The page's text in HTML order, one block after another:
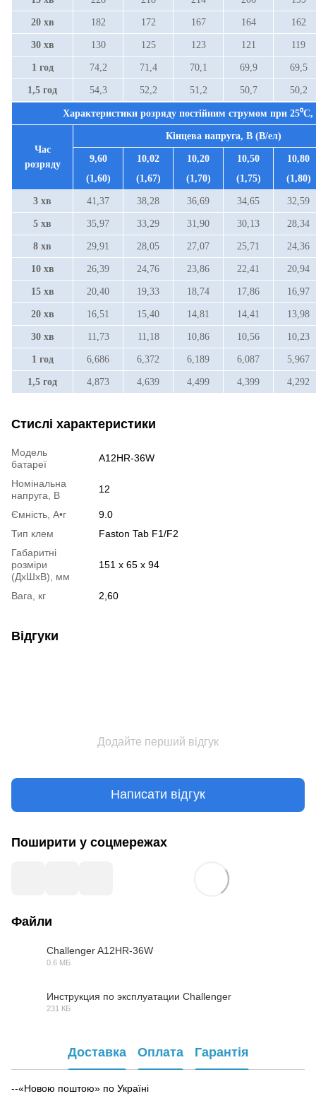
20 хв 182 172 167 164 162
30 хв 130 125 123 121 119
1 год 74,2 71,4 70,1 69,9 69,5
1,5 год 54,3 52,2 51,2 50,7 50,2
Характеристики розряду постійним струмом при 25⁰С,
Час
розряду
Кінцева напруга, В (В/ел)
9,60
(1,60)
10,02
(1,67)
10,20
(1,70)
10,50
(1,75)
10,80
(1,80)
3 хв 41,37 38,28 36,69 34,65 32,59
5 хв 35,97 33,29 31,90 30,13 28,34
8 хв 29,91 28,05 27,07 25,71 24,36
10 хв 26,39 24,76 23,86 22,41 20,94
15 хв 20,40 19,33 18,74 17,86 16,97
20 хв 16,51 15,40 14,81 14,41 13,98
30 хв 11,73 11,18 10,86 10,56 10,23
1 год 6,686 6,372 6,189 6,087 5,967
1,5 год 4,873 4,639 4,499 4,399 4,292
Стислі характеристики
Модель
батареї
A12HR-36W
Номінальна
напруга, В
12
Ємність, А•г
9.0
Тип клем
Faston Tab F1/F2
Габаритні
розміри
(ДхШхВ), мм
151 х 65 х 94
Вага, кг 2,60
Відгуки
Додайте перший відгук
Написати відгук
Поширити у соцмережах
Файли
Challenger A12HR-36W
0.6 МБ
Инструкция по эксплуатации Challenger
231 КБ
Доставка Оплата Гарантія
--«Новою поштою» по Україні